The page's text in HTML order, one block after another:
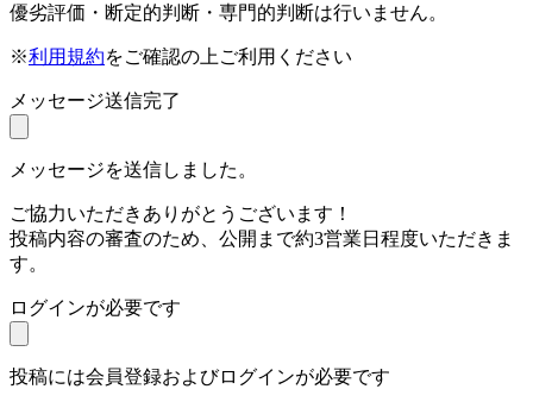
優劣評価・断定的判断・専門的判断は行いません。
※利用規約をご確認の上ご利用ください
メッセージ送信完了
メッセージを送信しました。
ご協力いただきありがとうございます！
投稿内容の審査のため、公開まで約3営業日程度いただきま
す。
ログインが必要です
投稿には会員登録およびログインが必要です